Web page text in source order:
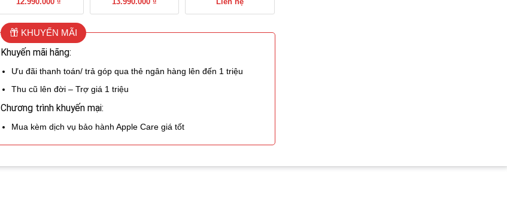
KHUYẾN MÃI
Khuyến mãi hãng:
Ưu đãi thanh toán/ trả góp qua thẻ ngân hàng lên đến 1 triệu
Thu cũ lên đời – Trợ giá 1 triệu
Chương trình khuyến mại:
Mua kèm dịch vụ bảo hành Apple Care giá tốt